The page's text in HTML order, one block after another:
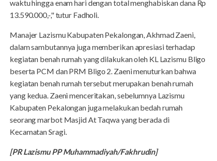
waktu hingga enam hari dengan total menghabiskan dana Rp
13.590.000,-," tutur Fadholi.
Manajer Lazismu Kabupaten Pekalongan, Akhmad Zaeni,
dalam sambutannya juga memberikan apresiasi terhadap
kegiatan benah rumah yang dilakukan oleh KL Lazismu Bligo
beserta PCM dan PRM Bligo 2. Zaeni menuturkan bahwa
kegiatan benah rumah tersebut merupakan benah rumah
yang kedua. Zaeni menceritakan, sebelumnya Lazismu
Kabupaten Pekalongan juga melakukan bedah rumah
seorang marbot Masjid At Taqwa yang berada di
Kecamatan Sragi.
[PR Lazismu PP Muhammadiyah/Fakhrudin]